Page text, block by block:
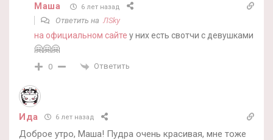
Маша 6 лет назад
Ответить наЛSky
на официальном сайте у них есть свотчи с девушками
🤗🤗🤗
0 Ответить
Ида 6 лет назад
Доброе утро, Маша! Пудра очень красивая, мне тоже